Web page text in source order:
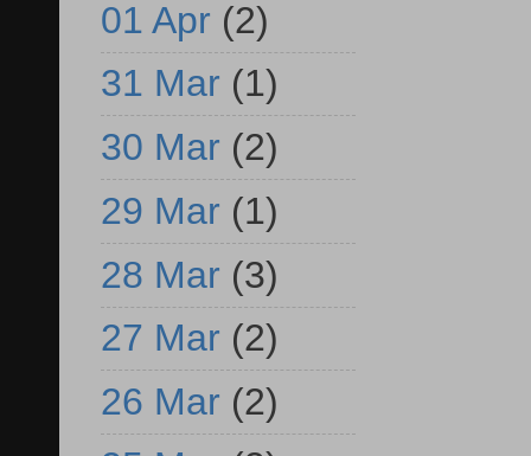
01 Apr (2)
31 Mar (1)
30 Mar (2)
29 Mar (1)
28 Mar (3)
27 Mar (2)
26 Mar (2)